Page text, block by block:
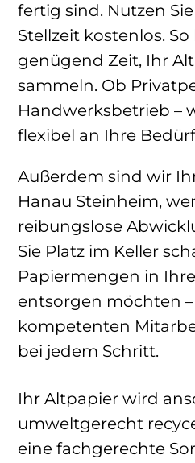
fertig sind. Nutzen
Stellzeit kostenlos.
genügend Zeit, Ihr
sammeln. Ob
Handwerksbetrieb –
flexibel an Ihre
Außerdem sind wir
Hanau Steinheim,
reibungslose
Sie Platz im Keller
Papiermengen in
entsorgen möchten
kompetenten
bei jedem Schritt.
Ihr Altpapier wird
umweltgerecht
eine fachgerechte